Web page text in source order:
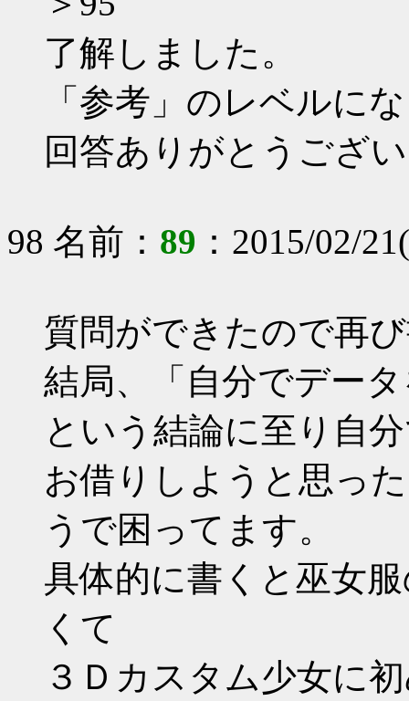
了解しました。
「参考」のレベルに
回答ありがとうござ
98 名前： 89 ：2015/02/
質問ができたので再
結局、「自分でデー
という結論に至り自
お借りしようと思っ
うで困ってます。
具体的に書くと巫女
くて
３Ｄカスタム少女に